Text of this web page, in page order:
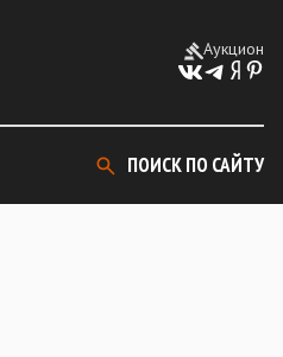
Аукцион
ПОИСК ПО САЙТУ